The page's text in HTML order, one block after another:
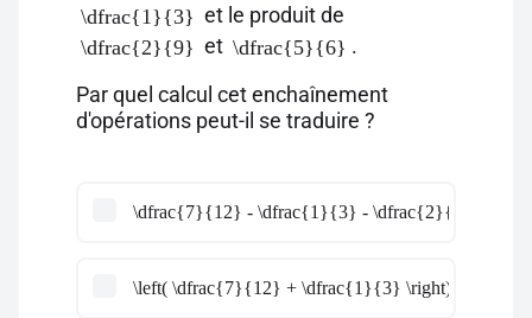
\dfrac{1}{3} et le produit de
\dfrac{2}{9} et \dfrac{5}{6} .
Par quel calcul cet enchaînement
d'opérations peut-il se traduire ?
\dfrac{7}{12} - \dfrac{1}{3} - \dfrac{2}{9} \times
\left( \dfrac{7}{12} + \dfrac{1}{3} \right) \times